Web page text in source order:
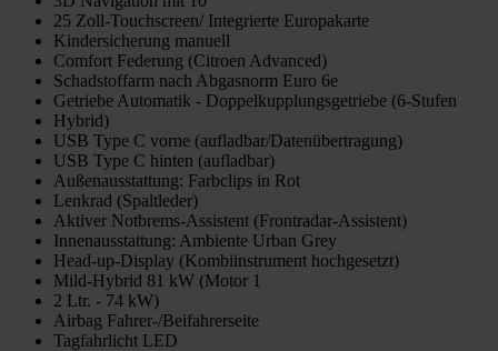
25 Zoll-Touchscreen/ Integrierte Europakarte
Kindersicherung manuell
Comfort Federung (Citroen Advanced)
Schadstoffarm nach Abgasnorm Euro 6e
Getriebe Automatik - Doppelkupplungsgetriebe (6-Stufen
Hybrid)
USB Type C vorne (aufladbar/Datenübertragung)
USB Type C hinten (aufladbar)
Außenausstattung: Farbclips in Rot
Lenkrad (Spaltleder)
Aktiver Notbrems-Assistent (Frontradar-Assistent)
Innenausstattung: Ambiente Urban Grey
Head-up-Display (Kombiinstrument hochgesetzt)
Mild-Hybrid 81 kW (Motor 1
2 Ltr. - 74 kW)
Airbag Fahrer-/Beifahrerseite
Tagfahrlicht LED